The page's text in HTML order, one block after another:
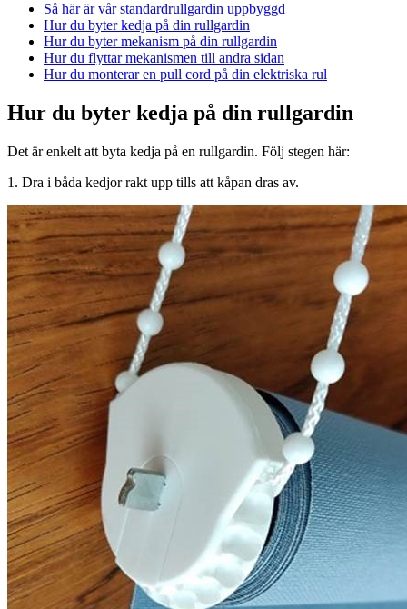
Så här är vår standardrullgardin uppbyggd
Hur du byter kedja på din rullgardin
Hur du byter mekanism på din rullgardin
Hur du flyttar mekanismen till andra sidan
Hur du monterar en pull cord på din elektriska rul
Hur du byter kedja på din rullgardin
Det är enkelt att byta kedja på en rullgardin. Följ stegen här:
1. Dra i båda kedjor rakt upp tills att kåpan dras av.